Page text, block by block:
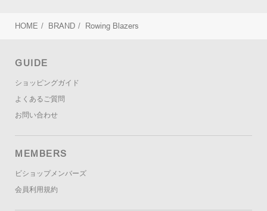
HOME / BRAND / Rowing Blazers
GUIDE
ショッピングガイド
よくあるご質問
お問い合わせ
MEMBERS
ビショップメンバーズ
会員利用規約